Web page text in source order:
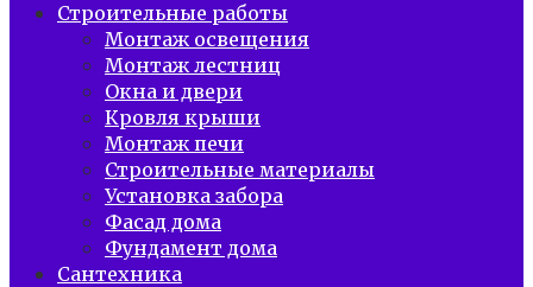
Строительные работы
Монтаж освещения
Монтаж лестниц
Окна и двери
Кровля крыши
Монтаж печи
Строительные материалы
Установка забора
Фасад дома
Фундамент дома
Сантехника